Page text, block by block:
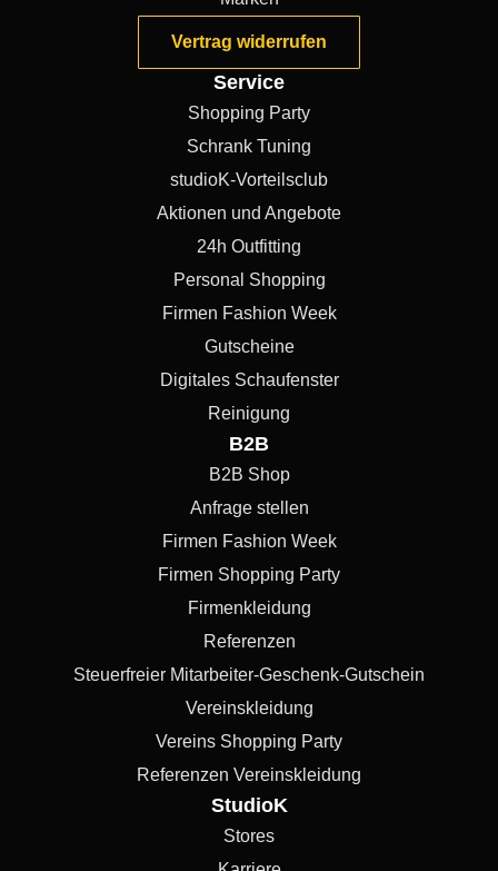
Vertrag widerrufen
Service
Shopping Party
Schrank Tuning
studioK-Vorteilsclub
Aktionen und Angebote
24h Outfitting
Personal Shopping
Firmen Fashion Week
Gutscheine
Digitales Schaufenster
Reinigung
B2B
B2B Shop
Anfrage stellen
Firmen Fashion Week
Firmen Shopping Party
Firmenkleidung
Referenzen
Steuerfreier Mitarbeiter-Geschenk-Gutschein
Vereinskleidung
Vereins Shopping Party
Referenzen Vereinskleidung
StudioK
Stores